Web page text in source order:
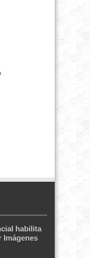
habilita
Imágenes